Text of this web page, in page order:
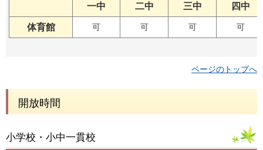
一中 二中 三中 四中
体育館 可 可 可 可
ページのトップへ
開放時間
小学校・小中一貫校